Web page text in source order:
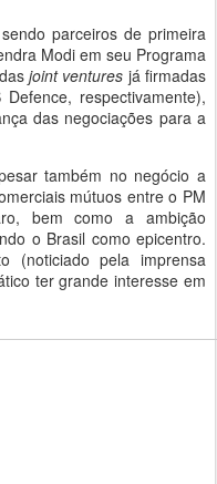
parceiros de primeira
Modi em seu Programa
joint ventures já firmadas
respectivamente),
das negociações para a
também no negócio a
mútuos entre o PM
bem como a ambição
o Brasil como epicentro.
(noticiado pela imprensa
ter grande interesse em